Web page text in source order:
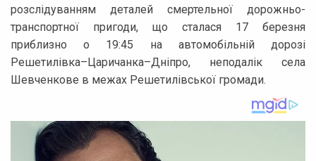
розслідуванням деталей смертельної дорожньо-
транспортної пригоди, що сталася 17 березня
приблизно о 19:45 на автомобільній дорозі
Решетилівка–Царичанка–Дніпро, неподалік села
Шевченкове в межах Решетилівської громади.